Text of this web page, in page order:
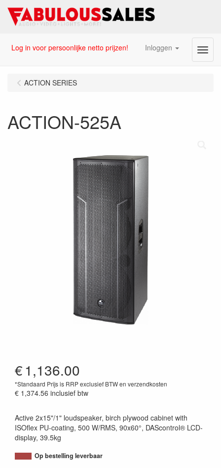
Log in voor persoonlijke netto prijzen! Inloggen Menu
ACTION SERIES
ACTION-525A
€1,136.00
*Standaard Prijs is RRP exclusief BTW en verzendkosten
€ 1,374.56 inclusief btw
Active 2x15"/1" loudspeaker, birch plywood cabinet with
ISOflex PU-coating, 500 W/RMS, 90x60°, DAScontrol® LCD-
display, 39.5kg
Op bestelling leverbaar